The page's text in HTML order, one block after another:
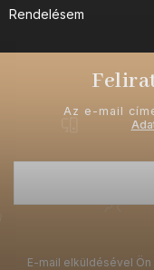
Rendelésem
Az e-mail